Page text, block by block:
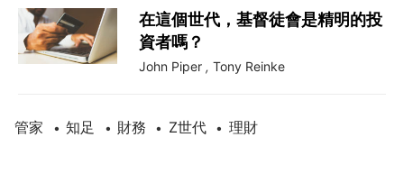
在這個世代，基督徒會是精明的投
資者嗎？
John Piper , Tony Reinke
管家 • 知足 • 財務 • Z世代 • 理財